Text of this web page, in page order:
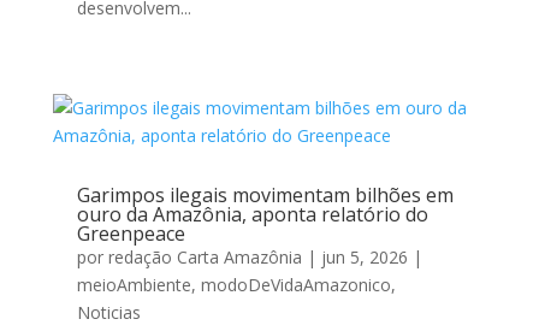
desenvolvem...
Garimpos ilegais movimentam bilhões em
ouro da Amazônia, aponta relatório do
Greenpeace
por redação Carta Amazônia | jun 5, 2026 |
meioAmbiente, modoDeVidaAmazonico,
Noticias